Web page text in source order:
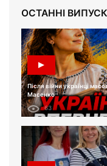
ОСТАННІ
Після війни українці
Масенко
63